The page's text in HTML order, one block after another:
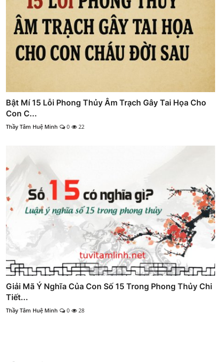
Bật Mí 15 Lỗi Phong Thủy Âm Trạch Gây Tai Họa Cho
Con C...
Thầy Tâm Huệ Minh 0 22
Giải Mã Ý Nghĩa Của Con Số 15 Trong Phong Thủy Chi
Tiết...
Thầy Tâm Huệ Minh 0 28